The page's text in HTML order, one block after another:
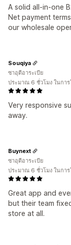
A solid all-in-one
Net payment
our wholesale
Very responsive
away.
Souqiya
ซาอุดีอาระเบีย
ประมาณ 6 ชั่วโมง ในการ
Great app and
but their team
store at all.
Buynext
ซาอุดีอาระเบีย
ประมาณ 6 ชั่วโมง ในการ